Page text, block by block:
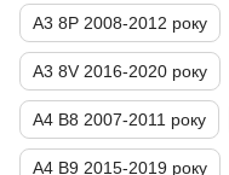
A3 8P 2008-2012 року
A3 8V 2016-2020 року
A4 B8 2007-2011 року
A4 B9 2015-2019 року